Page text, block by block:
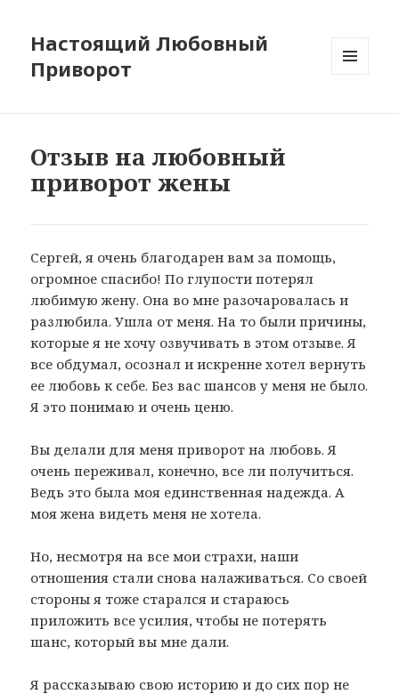
Настоящий Любовный
Приворот
Отзыв на любовный
приворот жены
Сергей, я очень благодарен вам за помощь,
огромное спасибо! По глупости потерял
любимую жену. Она во мне разочаровалась и
разлюбила. Ушла от меня. На то были причины,
которые я не хочу озвучивать в этом отзыве. Я
все обдумал, осознал и искренне хотел вернуть
ее любовь к себе. Без вас шансов у меня не было.
Я это понимаю и очень ценю.
Вы делали для меня приворот на любовь. Я
очень переживал, конечно, все ли получиться.
Ведь это была моя единственная надежда. А
моя жена видеть меня не хотела.
Но, несмотря на все мои страхи, наши
отношения стали снова налаживаться. Со своей
стороны я тоже старался и стараюсь
приложить все усилия, чтобы не потерять
шанс, который вы мне дали.
Я рассказываю свою историю и до сих пор не